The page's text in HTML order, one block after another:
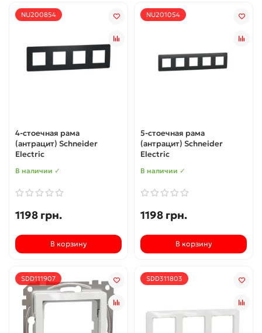
NU200854
4-стоечная рама
(антрацит) Schneider
Electric
В наличии ✓
1198 грн.
В корзину
NU201054
5-стоечная рама
(антрацит) Schneider
Electric
В наличии ✓
1198 грн.
В корзину
SDD111907 SDD311803